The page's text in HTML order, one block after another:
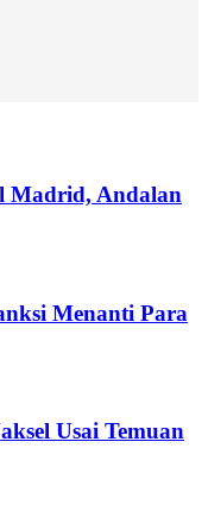
Madrid, Andalan
Menanti Para
Usai Temuan